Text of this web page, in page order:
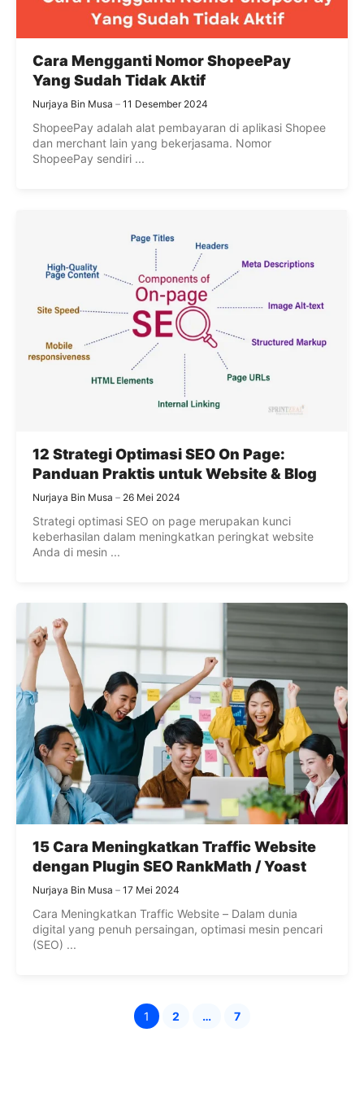
Cara Mengganti Nomor ShopeePay
Yang Sudah Tidak Aktif
Nurjaya Bin Musa 11 Desember 2024
ShopeePay adalah alat pembayaran di aplikasi Shopee
dan merchant lain yang bekerjasama. Nomor
ShopeePay sendiri ...
12 Strategi Optimasi SEO On Page:
Panduan Praktis untuk Website & Blog
Nurjaya Bin Musa 26 Mei 2024
Strategi optimasi SEO on page merupakan kunci
keberhasilan dalam meningkatkan peringkat website
Anda di mesin ...
15 Cara Meningkatkan Traffic Website
dengan Plugin SEO RankMath / Yoast
Nurjaya Bin Musa 17 Mei 2024
Cara Meningkatkan Traffic Website – Dalam dunia
digital yang penuh persaingan, optimasi mesin pencari
(SEO) ...
Halaman
1 Halaman
2 … 7